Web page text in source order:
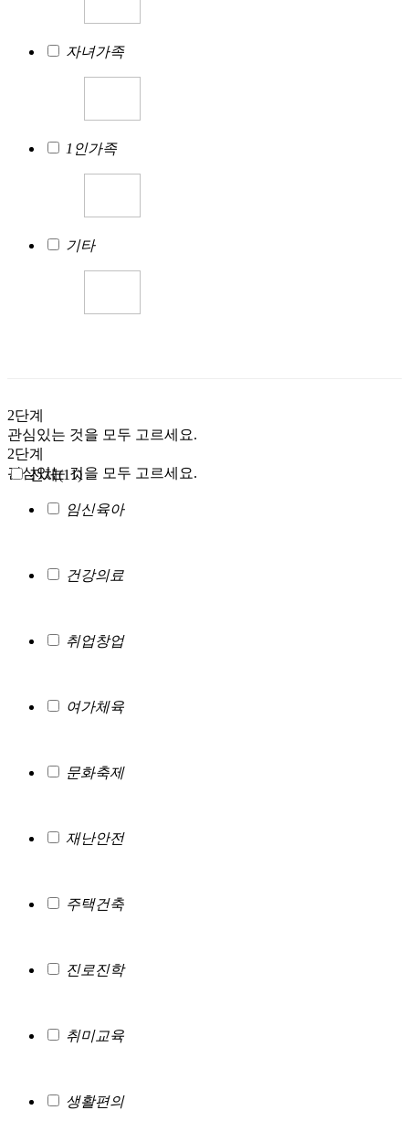
자녀가족
1인가족
기타
2단계
관심있는 것을 모두 고르세요.
2단계
관심있는 것을 모두 고르세요.
전체(11)
임신육아
건강의료
취업창업
여가체육
문화축제
재난안전
주택건축
진로진학
취미교육
생활편의